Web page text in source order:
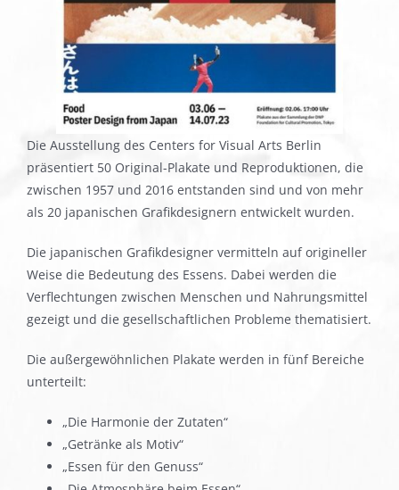
Die Ausstellung des Centers for Visual Arts Berlin
präsentiert 50 Original-Plakate und Reproduktionen, die
zwischen 1957 und 2016 entstanden sind und von mehr
als 20 japanischen Grafikdesignern entwickelt wurden.
Die japanischen Grafikdesigner vermitteln auf origineller
Weise die Bedeutung des Essens. Dabei werden die
Verflechtungen zwischen Menschen und Nahrungsmittel
gezeigt und die gesellschaftlichen Probleme thematisiert.
Die außergewöhnlichen Plakate werden in fünf Bereiche
unterteilt:
„Die Harmonie der Zutaten“
„Getränke als Motiv“
„Essen für den Genuss“